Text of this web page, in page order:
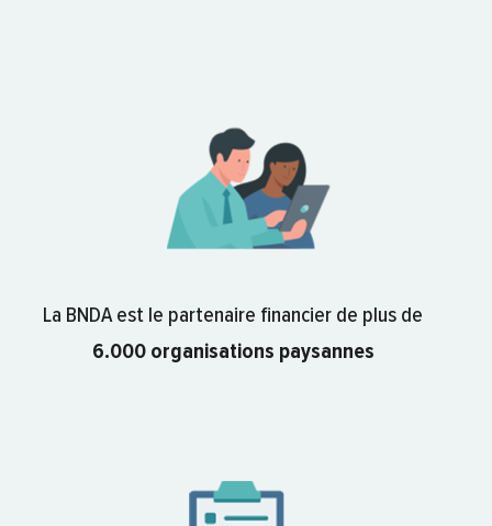
La BNDA est le partenaire financier de plus de
6.000 organisations paysannes